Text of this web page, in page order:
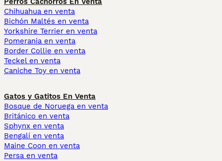
Chihuahua en venta
Bichón Maltés en venta
Yorkshire Terrier en venta
Pomerania en venta
Border Collie en venta
Teckel en venta
Caniche Toy en venta
Gatos y Gatitos En Venta
Bosque de Noruega en venta
Británico en venta
Sphynx en venta
Bengalí en venta
Maine Coon en venta
Persa en venta